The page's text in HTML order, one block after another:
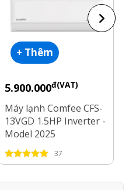
+ Thêm
5.900.000đ(VAT)
Máy lạnh Comfee CFS-
13VGD 1.5HP Inverter -
Model 2025
37